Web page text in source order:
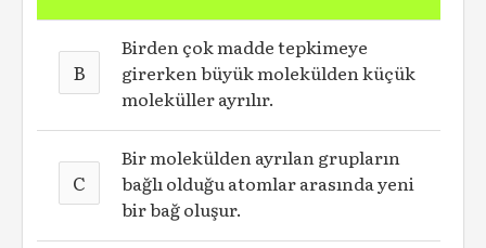
B
Birden çok madde tepkimeye
girerken büyük molekülden küçük
moleküller ayrılır.
C
Bir molekülden ayrılan grupların
bağlı olduğu atomlar arasında yeni
bir bağ oluşur.